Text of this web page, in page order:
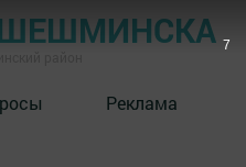
Реклама
6